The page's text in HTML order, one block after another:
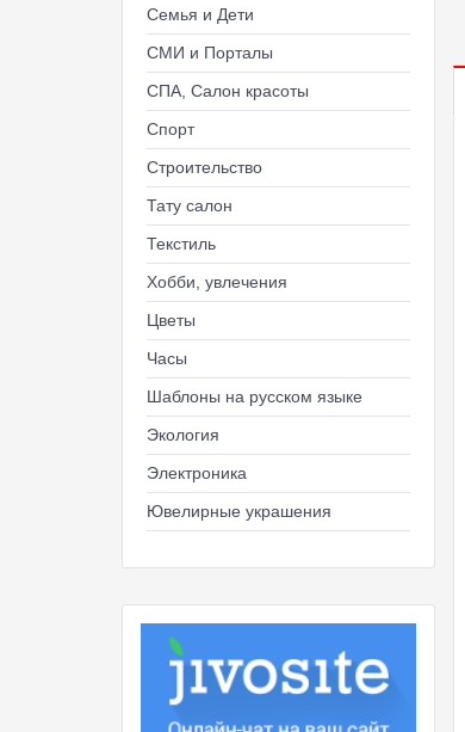
Семья и Дети
СМИ и Порталы
СПА, Салон красоты
Спорт
Строительство
Тату салон
Текстиль
Хобби, увлечения
Цветы
Часы
Шаблоны на русском языке
Экология
Электроника
Ювелирные украшения